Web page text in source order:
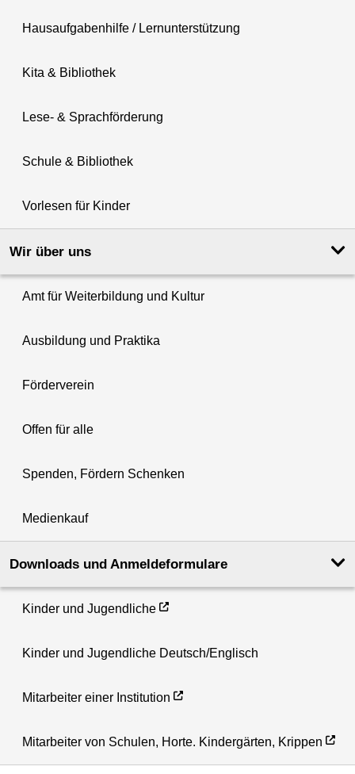
Hausaufgabenhilfe / Lernunterstützung
Kita & Bibliothek
Lese- & Sprachförderung
Schule & Bibliothek
Vorlesen für Kinder
Wir über uns
Amt für Weiterbildung und Kultur
Ausbildung und Praktika
Förderverein
Offen für alle
Spenden, Fördern Schenken
Medienkauf
Downloads und Anmeldeformulare
Kinder und Jugendliche
Kinder und Jugendliche Deutsch/Englisch
Mitarbeiter einer Institution
Mitarbeiter von Schulen, Horte. Kindergärten, Krippen